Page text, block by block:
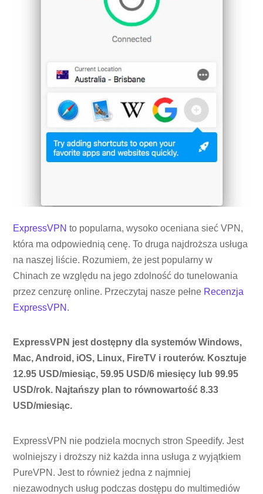
ExpressVPN to popularna, wysoko oceniana sieć VPN,
która ma odpowiednią cenę. To druga najdroższa usługa
na naszej liście. Rozumiem, że jest popularny w
Chinach ze względu na jego zdolność do tunelowania
przez cenzurę online. Przeczytaj nasze pełne Recenzja
ExpressVPN .
ExpressVPN jest dostępny dla systemów Windows,
Mac, Android, iOS, Linux, FireTV i routerów. Kosztuje
12.95 USD/miesiąc, 59.95 USD/6 miesięcy lub 99.95
USD/rok. Najtańszy plan to równowartość 8.33
USD/miesiąc.
ExpressVPN nie podziela mocnych stron Speedify. Jest
wolniejszy i droższy niż każda inna usługa z wyjątkiem
PureVPN. Jest to również jedna z najmniej
niezawodnych usług podczas dostępu do multimediów